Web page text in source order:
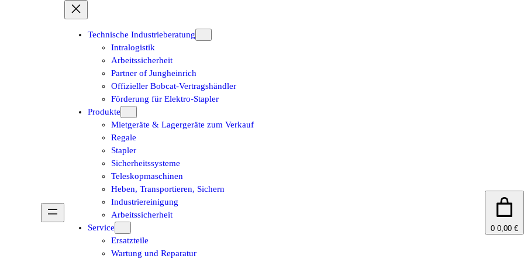
Technische Industrieberatung
Intralogistik
Arbeitssicherheit
Partner of Jungheinrich
Offizieller Bobcat-Vertragshändler
Förderung für Elektro-Stapler
Produkte
Mietgeräte & Lagergeräte zum Verkauf
Regale
Stapler
Sicherheitssysteme
Teleskopmaschinen
Heben, Transportieren, Sichern
Industriereinigung
Arbeitssicherheit
Service
Ersatzteile
Wartung und Reparatur
0 0,00 €